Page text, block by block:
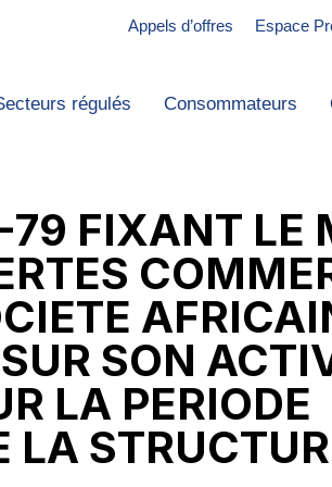
Appels d’offres Espace
régulés Consommateurs
FIXANT LE
SON
LA PERIODE
LA